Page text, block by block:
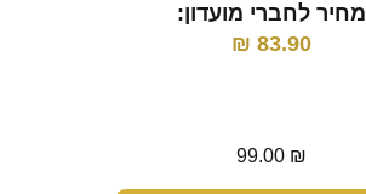
מחיר לחברי מועדון:
83.90
₪
99.00 ₪